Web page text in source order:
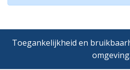
Toegankelijkheid en
omgeving.